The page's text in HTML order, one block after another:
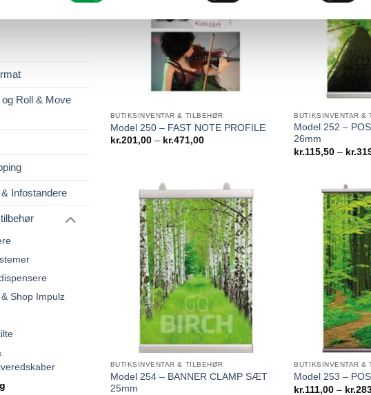
Roll & Move
Infostandere
Shop Impulz
BUTIKSINVENTAR & TILBEHØR
Model 250 – FAST NOTE PROFILE
kr.201,00 – kr.471,00Prisinterval:
BUTIKSINVENTAR &
Model 252 –
26mm
kr.115,50 – kr.
BUTIKSINVENTAR & TILBEHØR
Model 254 – BANNER CLAMP SÆT
25mm
BUTIKSINVENTAR &
Model 253 –
kr.111,00 – kr.